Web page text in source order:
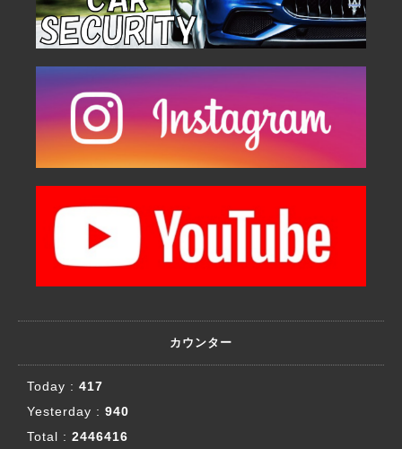
カウンター
Today : 417
Yesterday : 940
Total : 2446416